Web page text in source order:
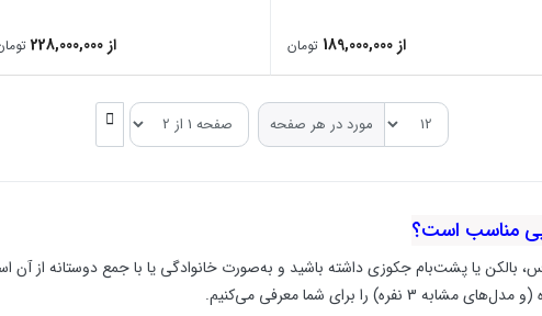
از 189,000,000 تومان از 228,000,000
مورد در هر صفحه
یا پشت‌بام جکوزی داشته باشید و به‌صورت خانوادگی یا با جمع دوستانه از آن